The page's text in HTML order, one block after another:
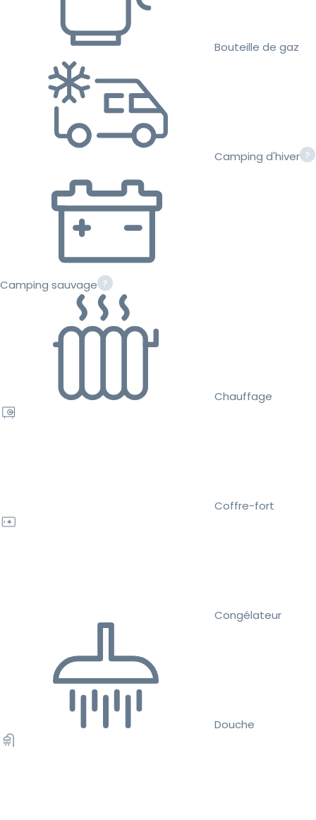
Bouteille de gaz
Camping d'hiver
Camping sauvage
Chauffage
Coffre-fort
Congélateur
Douche